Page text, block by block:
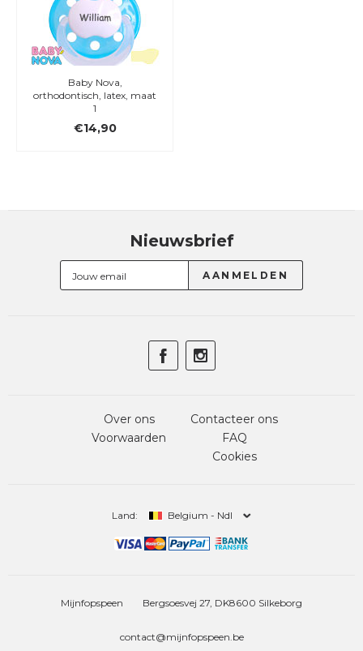
Baby Nova,
orthodontisch, latex, maat
1
€14,90
Nieuwsbrief
Over ons
Voorwaarden
Contacteer ons
FAQ
Cookies
Land: Belgium - Ndl
Mijnfopspeen Bergsoesvej 27, DK8600 Silkeborg
contact@mijnfopspeen.be